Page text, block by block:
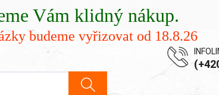
klidný nákup.
budeme vyřizovat od 18.8.26